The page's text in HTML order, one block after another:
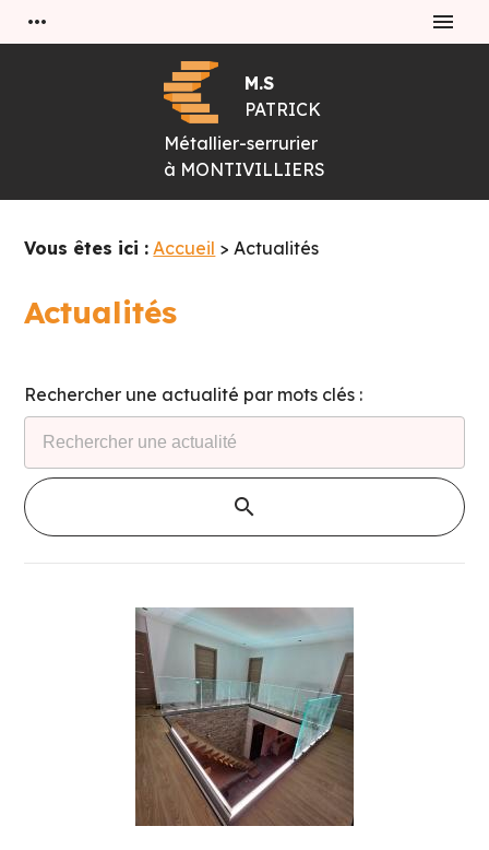
more_horiz menu
M.S
PATRICK
Métallier-serrurier
à MONTIVILLIERS
Vous êtes ici : Accueil > Actualités
Actualités
Rechercher une actualité par mots clés :